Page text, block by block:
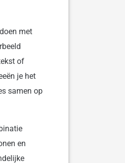
met
of
je het
samen op
en